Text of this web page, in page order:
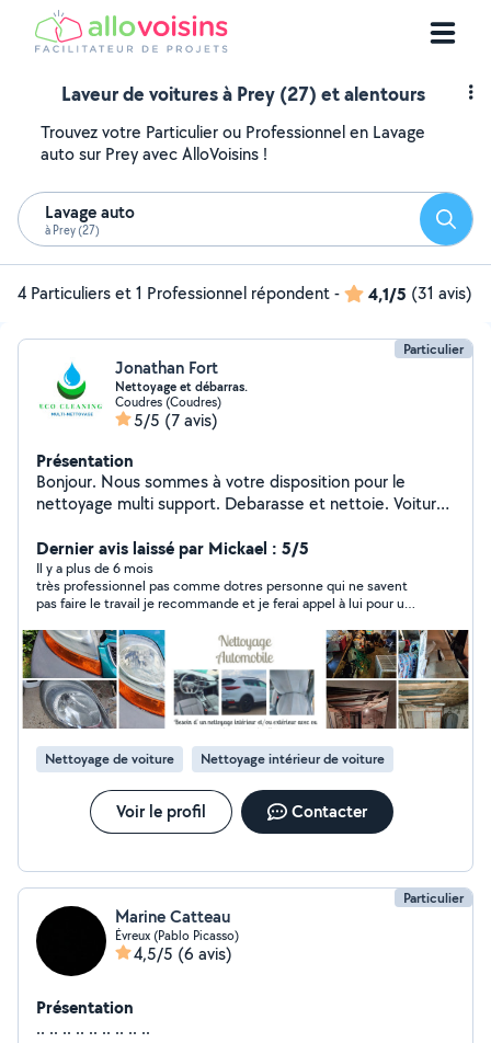
Laveur de voitures à Prey (27) et alentours
Trouvez votre Particulier ou Professionnel en Lavage
auto sur Prey avec AlloVoisins !
Lavage auto
à Prey (27)
4 Particuliers et 1 Professionnel répondent- 4,1/5 (31 avis)
Particulier
Jonathan Fort
Nettoyage et débarras.
Coudres (Coudres)
5/5 (7 avis)
Présentation
Bonjour. Nous sommes à votre disposition pour le
nettoyage multi support. Debarasse et nettoie. Voiture,
N'hésitez pas à nous contacter
Dernier avis laissé par Mickael : 5/5
Il y a plus de 6 mois
très professionnel pas comme dotres personne qui ne savent
pas faire le travail je recommande et je ferai appel à lui pour un
Nettoyage de voiture Nettoyage intérieur de voiture
Voir le profil Contacter
Particulier
Marine Catteau
Évreux (Pablo Picasso)
4,5/5 (6 avis)
Présentation
.. .. .. .. .. .. .. .. ..